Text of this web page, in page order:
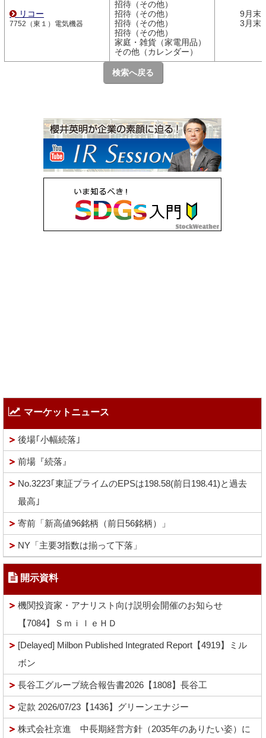
リコー
7752（東１）電気機器
招待（その他）
招待（その他）
招待（その他）
招待（その他）
家庭・雑貨（家電用品）
その他（カレンダー）
9月末
3月末
検索へ戻る
マーケットニュース
後場｢小幅続落｣
前場『続落』
No.3223｢東証プライムのEPSは198.58(前日198.41)と過去
最高｣
寄前「新高値96銘柄（前日56銘柄）」
NY「主要3指数は揃って下落」
開示資料
機関投資家・アナリスト向け説明会開催のお知らせ
【7084】ＳｍｉｌｅＨＤ
[Delayed] Milbon Published Integrated Report【4919】ミル
ボン
長谷工グループ統合報告書2026【1808】長谷工
定款 2026/07/23【1436】グリーンエナジー
株式会社京進 中長期経営方針（2035年のありたい姿）に